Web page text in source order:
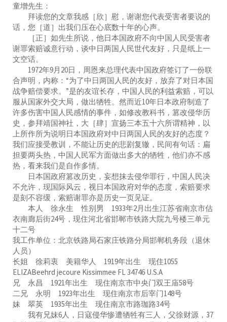
童增先生：
拜读您的文章我感［欣］慰，谢谢您代表受害者要说的
话，您［道］出我们压在心底数十年的心声。
［正］如先生所说，他日本国政府不向中国人民受害者
谢罪索赔诚意行动，谈中日两国人民世代友好，只是纸上一
文空话。
1972年9月20日，周恩来总理代表中国政府签订了一份联
合声明，内称：“为了中日两国人民的友好，放弃了对日本国
战争赔偿要求。”是的友谊长存，中国人民的利益索赔，可以
服从国家外交大局，做出牺牲。然而近10年日本政府制造了
许多伤害中国人民感情的事件，如修改教科书，篡改侵华历
史，参拜靖国神社，大［肆］宣扬三本五十六所谓精神，以
上所作所为说明日本国政府对中日两国人民的友好的态度？
我们应接受教训，不能让历史的悲剧复辙，民间有句话：扁
担要两头热，中国人民军方面做出多大的牺牲，他们亦不感
热，看来我们是自作多情。
日本国政府篡改历史，妄想抹去侵华罪行，中国人民决
不允许，现国际风云，视日本国政府对华的态度，索赔要求
是刻不容缓，索赔谢罪亦是历史一页见证。
本人 徐永生 性别男 1933年2月出生江苏省南京市估
衣南廊后街24号，现住河北省邯郸市铁路大院九号楼三单元
十二号
我工作单位：北京铁路局石家庄铁路分局邯郸机务段（退休
人员）
长姐 徐莉衷 美籍华人 1919年出生 现住1055
ELIZABeehrd jecoure Kissimmee FL 34746 U.S.A
兄 永昌 1921年出生 现住南京市中央门双王庙58号
二兄 永明 1923年出生 现住南京市后宰门148号
妹 翠英 1935年出生 现住南京市路珈路34号
我有兄妹6人，日寇侵华惨遭牺牲有三人，父徐财源，37